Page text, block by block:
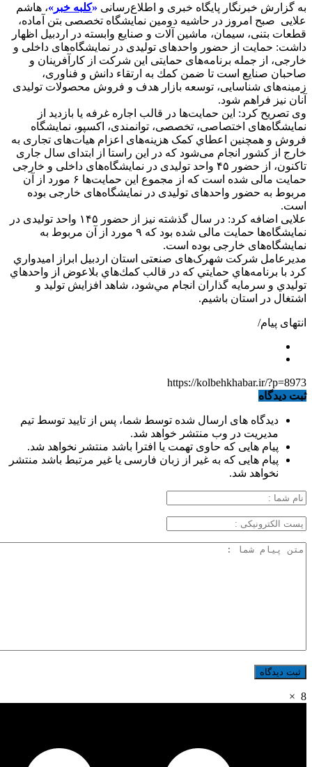
به گزارش خبرنگار پایگاه خبری و اطلاع‌رسانی «کلبه خبر »، هاشم
علایی صبح امروز در حاشیه دومین نمایشگاه تخصصی بتن آماده،
قطعات بتنی، سیمان، ماشین آلات و صنایع وابسته در اردبیل اظهار
داشت: حمایت از حضور واحدهای تولیدی در نمایشگاه‌های داخلی و
خارجی، از جمله برنامه‌های حمایتی این شرکت از کارآفرینان و
صاحبان صنایع است تا ضمن كمك به ارتقاء دانش و فناوری،
زمینه‌های شناسایی، توسعه بازار هدف و فروش محصولات تولیدی
آنان نیز فراهم شود.
وی تصريح كرد: این حمایت‌ها در قالب اجاره غرفه یا بازدید از
نمایشگاه‌های اختصاصی، تخصصی، توانمندی، اکسپو، نمایشگاه
فروش و همچنین اعطاي کمک هزینه‌های اعزام هیات‌های تجاری به
خارج از کشور انجام می‌شود که در این راستا از ابتدای سال جاری
تاکنون، از حضور ۴۵ واحد تولیدی در نمایشگاه‌های داخلی و خارجی
حمایت مالی شده است که از مجموع این حمایت‌ها ۶ مورد از آن
مربوط به حضور واحدهای تولیدی در نمایشگاه‌های خارجی بوده
است.
علایی اضافه کرد: در سال گذشته نیز از حضور ۱۴۵ واحد تولیدی در
نمایشگاه‌ها حمایت مالی شده بود که ۹ مورد از آن مربوط به
نمایشگاه‌های خارجی بوده است.
مدیرعامل شرکت شهرک‌های صنعتی استان اردبیل ابراز اميدواري
كرد با برنامه‌هاي حمايتي كه در قالب كمك‌هاي بلاعوض از واحدهاي
توليدي و سرمايه گذاران انجام مي‌شود، شاهد افزايش توليد و
اشتغال در استان باشيم.
انتهای پیام/
https://kolbehkhabar.ir/?p=8973
ثبت دیدگاه
دیدگاه های ارسال شده توسط شما، پس از تایید توسط تیم
مدیریت در وب منتشر خواهد شد.
پیام هایی که حاوی تهمت یا افترا باشد منتشر نخواهد شد.
پیام هایی که به غیر از زبان فارسی یا غیر مرتبط باشد منتشر
نخواهد شد.
8
×